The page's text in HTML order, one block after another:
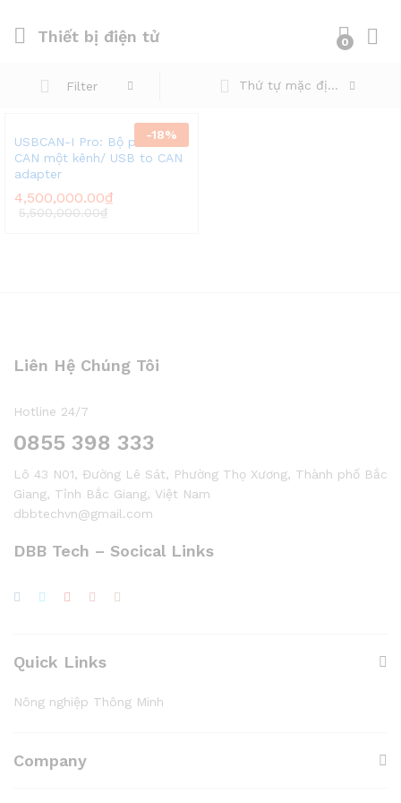
Thiết bị điện tử 0
Filter Thứ tự mặc định
-18%
USBCAN-I Pro: Bộ phân tích
CAN một kênh/ USB to CAN
adapter
4,500,000.00₫
5,500,000.00₫
Liên Hệ Chúng Tôi
Hotline 24/7
0855 398 333
Lô 43 N01, Đường Lê Sát, Phường Thọ Xương, Thành phố Bắc
Giang, Tỉnh Bắc Giang, Việt Nam
dbbtechvn@gmail.com
DBB Tech – Socical Links
Quick Links
Nông nghiệp Thông Minh
Company